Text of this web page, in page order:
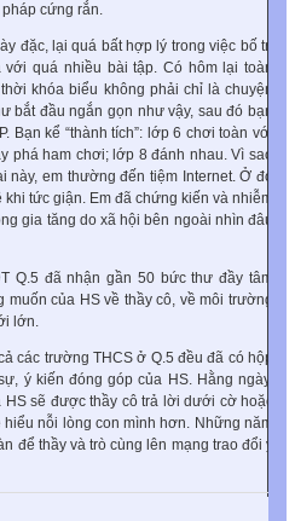
cứng rắn.
đặc, lại quá bất hợp lý trong việc bố trí
quá nhiều bài tập. Có hôm lại toàn
khóa biểu không phải chỉ là chuyện
bắt đầu ngắn gọn như vậy, sau đó bạn
kể “thành tích”: lớp 6 chơi toàn với
phá ham chơi; lớp 8 đánh nhau. Vì sao
em thường đến tiệm Internet. Ở đó
tức giận. Em đã chứng kiến và nhiễm
gia tăng do xã hội bên ngoài nhìn đâu
Q.5 đã nhận gần 50 bức thư đầy tâm
của HS về thầy cô, về môi trường
lớn.
các trường THCS ở Q.5 đều đã có hộp
ý kiến đóng góp của HS. Hằng ngày,
sẽ được thầy cô trả lời dưới cờ hoặc
nỗi lòng con mình hơn. Những năm
để thầy và trò cùng lên mạng trao đổi ý